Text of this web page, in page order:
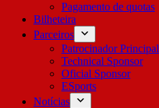
Pagamento de quotas
Bilheteira
Parceiros
Patrocinador Principal
Technical Sponsor
Oficial Sponsor
ESports
Notícias